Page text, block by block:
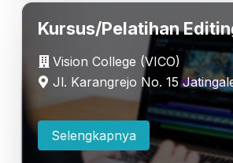
Kursus/Pelatihan
Vision College (VICO)
Jl. Karangrejo No. 15
Selengkapnya